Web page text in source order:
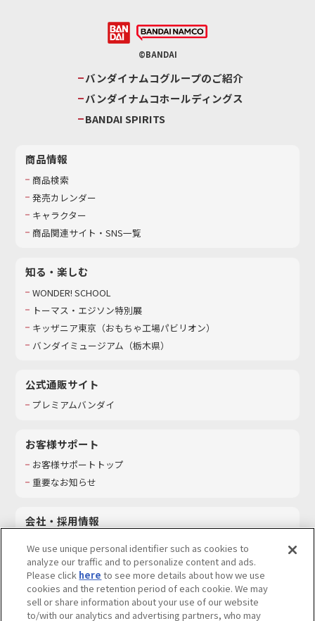
©BANDAI
バンダイナムコグループのご紹介
バンダイナムコホールディングス
BANDAI SPIRITS
商品情報
商品検索
発売カレンダー
キャラクター
商品関連サイト・SNS一覧
知る・楽しむ
WONDER! SCHOOL
トーマス・エジソン特別展
キッザニア東京（おもちゃ工場パビリオン）​
バンダイミュージアム（栃木県）
公式通販サイト
プレミアムバンダイ
お客様サポート
お客様サポートトップ
重要なお知らせ
会社・採用情報
採用情報
サステナビリティ
お問い合わせ
We use unique personal identifier such as cookies to
analyze our traffic and to personalize content and ads.
Please click here to see more details about how we use
cookies and the retention period of each cookie. We may
sell or share information about your use of our website
to/with our analytics and advertising partners, who may